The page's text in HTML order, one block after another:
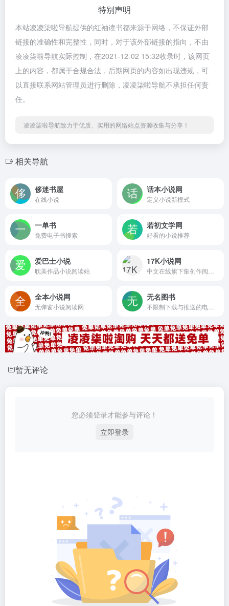
特别声明
本站凌凌柒啦导航提供的红袖读书都来源于网络，不保证外部
链接的准确性和完整性，同时，对于该外部链接的指向，不由
凌凌柒啦导航实际控制，在2021-12-02 15:32收录时，该网页
上的内容，都属于合规合法，后期网页的内容如出现违规，可
以直接联系网站管理员进行删除，凌凌柒啦导航不承担任何责
任。
凌凌柒啦导航致力于优质、实用的网络站点资源收集与分享！
相关导航
侈迷书屋
在线小说
话本小说网
定义小说新模式
一单书
免费电子书搜索
若初文学网
好看的小说推荐
爱巴士小说
耽美作品小说阅读站
17K小说网
全本小说网
无弹窗小说阅读网
无名图书
暂无评论
您必须登录才能参与评论！
立即登录